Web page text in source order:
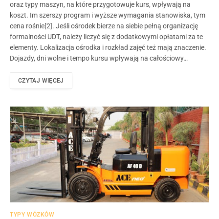
oraz typy maszyn, na które przygotowuje kurs, wpływają na
koszt. Im szerszy program i wyższe wymagania stanowiska, tym
cena rośnie[2]. Jeśli ośrodek bierze na siebie pełną organizację
formalności UDT, należy liczyć się z dodatkowymi opłatami za te
elementy. Lokalizacja ośrodka i rozkład zajęć też mają znaczenie.
Dojazdy, dni wolne i tempo kursu wpływają na całościowy…
CZYTAJ WIĘCEJ
TYPY WÓZKÓW